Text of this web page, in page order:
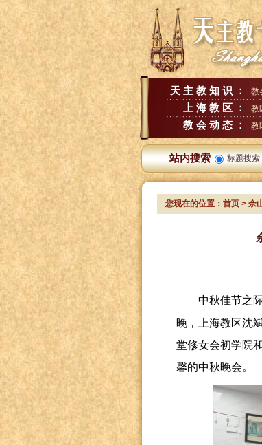
天主教知识： 教
上海教区： 教
教会动态： 教
站内搜索 标题搜索
您现在的位置： 首页> 佘
中秋佳节之
晚，上海教区沈
堂修女会初学院
馨的中秋晚会。